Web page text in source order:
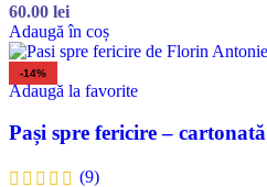
60.00 lei
Adaugă în coș
-14%
Adaugă la favorite
Pași spre fericire – cartonată
(9)